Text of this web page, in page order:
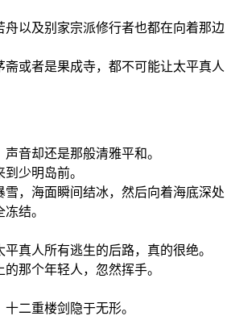
舟以及别家宗派修行者也都在向着那边
斋或者是果成寺，都不可能让太平真人
音却还是那般清雅平和。
少明岛前。
雪，海面瞬间结冰，然后向着海底深处
结。
真人所有逃生的后路，真的很绝。
那个年轻人，忽然挥手。
二重楼剑隐于无形。